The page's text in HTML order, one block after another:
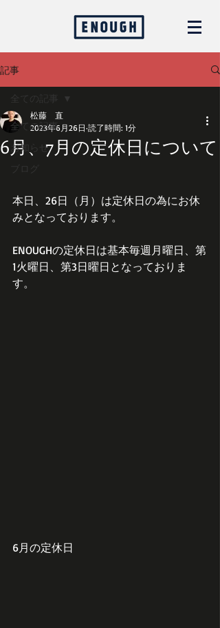
記事
全ての記事
お知らせ
ブログ
全ての記事
6月、7月の定休日について
松藤 直
2023年6月26日 読了時間: 1分
本日、26日（月）は定休日の為にお休
みとなっております。
ENOUGHの定休日は基本毎週月曜日、第
1火曜日、第3日曜日となっておりま
す。
6月の定休日